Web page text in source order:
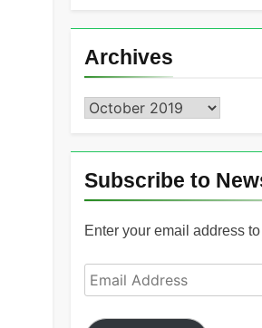
Archives
Archives
Subscribe to
Enter your email address
Email
Address